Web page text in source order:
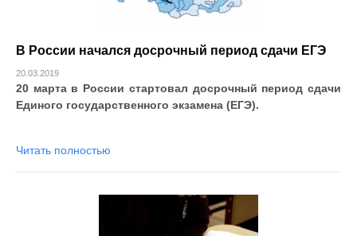
В России начался досрочный период сдачи ЕГЭ
20.03.2019
20 марта в России стартовал досрочный период сдачи
Единого государственного экзамена (ЕГЭ).
Читать полностью